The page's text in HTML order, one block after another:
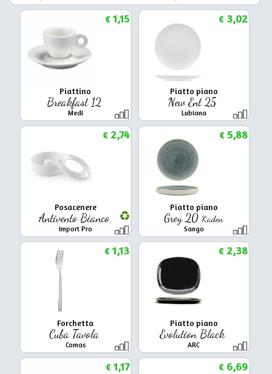
Piattino
Breakfast 12
Medi
€1,15
Piatto piano
New Ent 25
Lubiana
€3,02
Posacenere
Antivento Bianco
Import Pro
€2,74
Piatto piano
Grey 20 Kaden
Sango
€5,88
Forchetta
Cuba Tavola
Comas
€1,13
Piatto piano
Evolution Black
ARC
€2,38
€1,17 €6,69